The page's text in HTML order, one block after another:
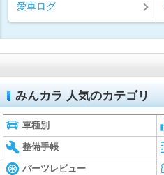
愛車ログ
みんカラ 人気のカテゴリ
車種別
整備手帳
パーツレビュー